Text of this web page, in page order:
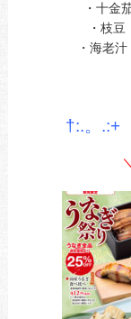
・
・
・
†:.。.:+